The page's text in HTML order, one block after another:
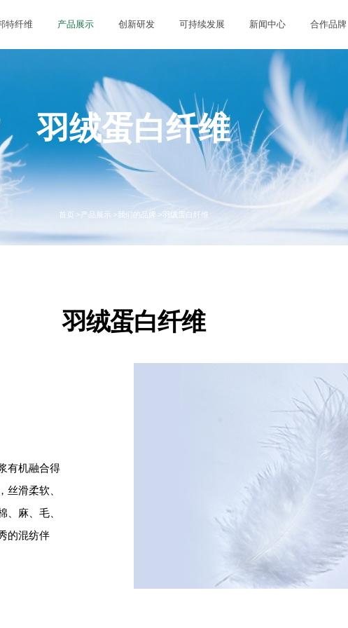
特纤维 产品展示 创新研发 可持续发展 新闻中心 合作品牌
羽绒蛋白纤维
首页 >产品展示 >我们的品牌 >羽绒蛋白纤维
羽绒蛋白纤维
有机融合得
滑柔软、
麻、毛、
的混纺伴